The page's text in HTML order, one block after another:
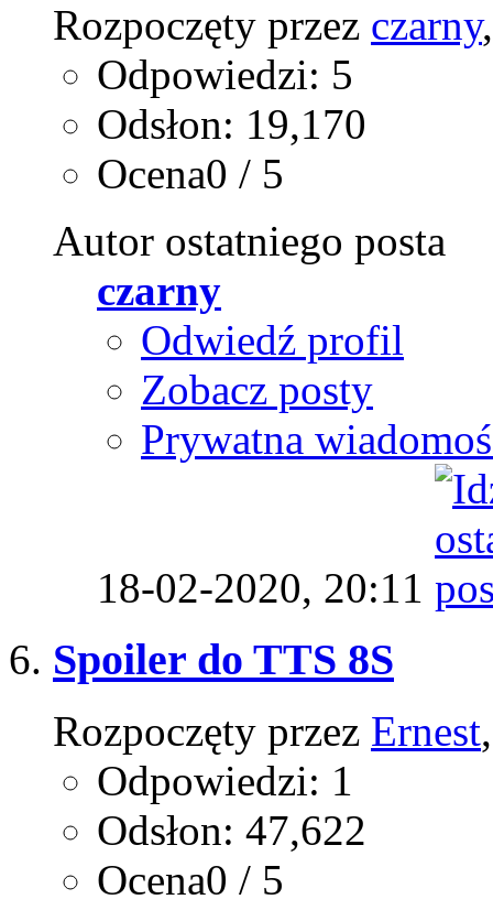
Rozpoczęty przez czarny
Odpowiedzi: 5
Odsłon: 19,170
Ocena0 / 5
Autor ostatniego posta
czarny
Odwiedź profil
Zobacz posty
Prywatna
18-02-2020, 20:11
Spoiler do TTS 8S
Rozpoczęty przez Ernest
Odpowiedzi: 1
Odsłon: 47,622
Ocena0 / 5